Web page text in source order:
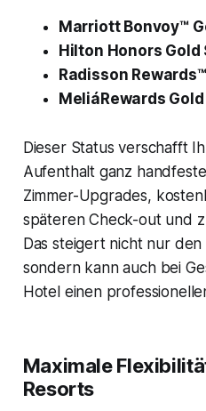
Marriott Bonvoy™
Hilton Honors Gold
Radisson
MeliáRewards Gold
Dieser Status verschafft
Aufenthalt ganz
Zimmer-Upgrades,
späteren Check-out und
Das steigert nicht nur
sondern kann auch bei
Hotel einen
Maximale
Resorts